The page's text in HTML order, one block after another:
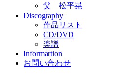
父 松平晃
Discography
作品リスト
CD/DVD
楽譜
Informartion
お問い合わせ